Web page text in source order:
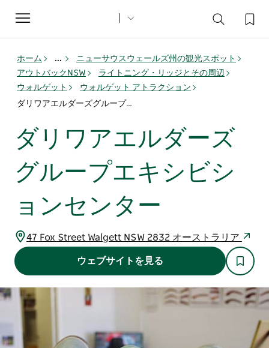
Toggle
navigation
ホーム ...
ニューサウスウェールズ州の観光スポット
アウトバックNSW
ライトニング・リッジとその周辺
ウォルゲット
ウォルゲット アトラクション
ダリワアエルダーズグループエキシビションセンター
ダリワアエルダーズ
グループエキシビシ
ョンセンター
47 Fox Street Walgett NSW 2832 オーストラリア
ウェブサイトを見る